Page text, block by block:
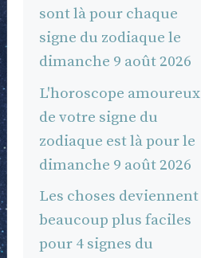
sont là pour chaque
signe du zodiaque le
dimanche 9 août 2026
L'horoscope amoureux
de votre signe du
zodiaque est là pour le
dimanche 9 août 2026
Les choses deviennent
beaucoup plus faciles
pour 4 signes du